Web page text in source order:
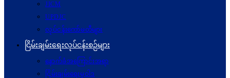
JICM
UPDJC
လုပ်ငန်းကော်မတီများ
ငြိမ်းချမ်းရေးလုပ်ငန်းစဉ်များ
နောက်ခံအကြောင်းအရာ
ငြိမ်းချမ်းရေးမူဝါဒ